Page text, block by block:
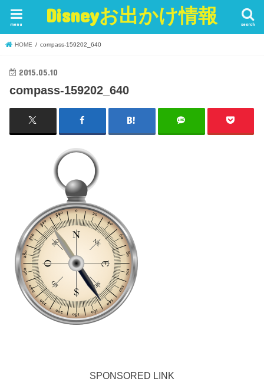
Disneyお出かけ情報 search
menu
HOME compass-159202_640
2015.05.10
compass-159202_640
SPONSORED LINK